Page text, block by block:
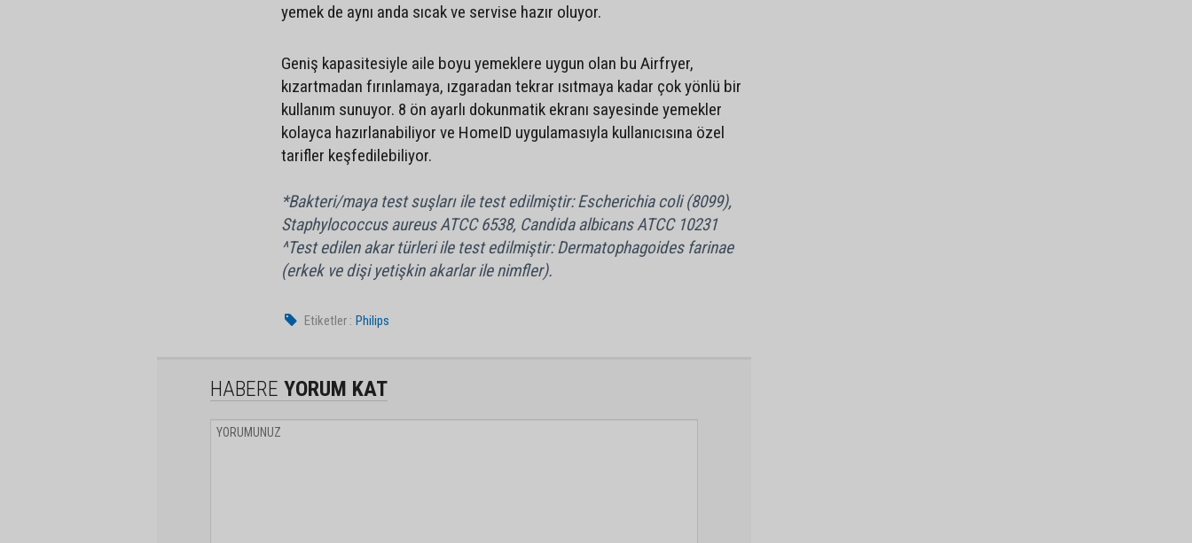
yemek de aynı anda sıcak ve servise hazır oluyor.
Geniş kapasitesiyle aile boyu yemeklere uygun olan bu Airfryer,
kızartmadan fırınlamaya, ızgaradan tekrar ısıtmaya kadar çok yönlü bir
kullanım sunuyor. 8 ön ayarlı dokunmatik ekranı sayesinde yemekler
kolayca hazırlanabiliyor ve HomeID uygulamasıyla kullanıcısına özel
tarifler keşfedilebiliyor.
*Bakteri/maya test suşları ile test edilmiştir: Escherichia coli (8099),
Staphylococcus aureus ATCC 6538, Candida albicans ATCC 10231
^Test edilen akar türleri ile test edilmiştir: Dermatophagoides farinae
(erkek ve dişi yetişkin akarlar ile nimfler).
Etiketler : Philips
HABERE YORUM KAT